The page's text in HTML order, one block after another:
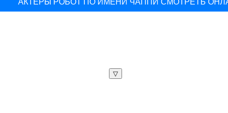
▽